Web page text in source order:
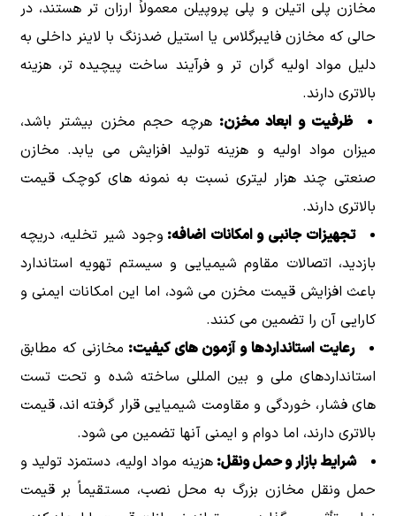
مخازن پلی اتیلن و پلی پروپیلن معمولاً ارزان تر هستند، در
حالی که مخازن فایبرگلاس یا استیل ضدزنگ با لاینر داخلی به
دلیل مواد اولیه گران تر و فرآیند ساخت پیچیده تر، هزینه
بالاتری دارند.
ظرفیت و ابعاد مخزن: هرچه حجم مخزن بیشتر باشد،
میزان مواد اولیه و هزینه تولید افزایش می یابد. مخازن
صنعتی چند هزار لیتری نسبت به نمونه های کوچک قیمت
بالاتری دارند.
تجهیزات جانبی و امکانات اضافه: وجود شیر تخلیه، دریچه
بازدید، اتصالات مقاوم شیمیایی و سیستم تهویه استاندارد
باعث افزایش قیمت مخزن می شود، اما این امکانات ایمنی و
کارایی آن را تضمین می کنند.
رعایت استانداردها و آزمون های کیفیت: مخازنی که مطابق
استانداردهای ملی و بین المللی ساخته شده و تحت تست
های فشار، خوردگی و مقاومت شیمیایی قرار گرفته اند، قیمت
بالاتری دارند، اما دوام و ایمنی آنها تضمین می شود.
شرایط بازار و حمل ونقل: هزینه مواد اولیه، دستمزد تولید و
حمل ونقل مخازن بزرگ به محل نصب، مستقیماً بر قیمت